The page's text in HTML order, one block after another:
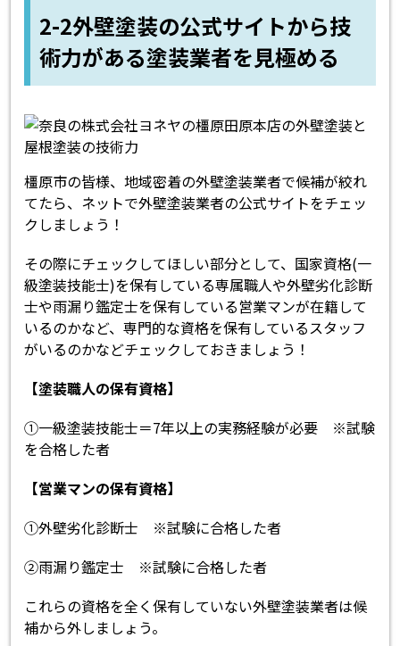
2-2外壁塗装の公式サイトから技
術力がある塗装業者を見極める
橿原市の皆様、地域密着の外壁塗装業者で候補が絞れ
てたら、ネットで外壁塗装業者の公式サイトをチェッ
クしましょう！
その際にチェックしてほしい部分として、国家資格(一
級塗装技能士)を保有している専属職人や外壁劣化診断
士や雨漏り鑑定士を保有している営業マンが在籍して
いるのかなど、専門的な資格を保有しているスタッフ
がいるのかなどチェックしておきましょう！
【塗装職人の保有資格】
①一級塗装技能士＝7年以上の実務経験が必要 ※試験
を合格した者
【営業マンの保有資格】
①外壁劣化診断士 ※試験に合格した者
②雨漏り鑑定士 ※試験に合格した者
これらの資格を全く保有していない外壁塗装業者は候
補から外しましょう。